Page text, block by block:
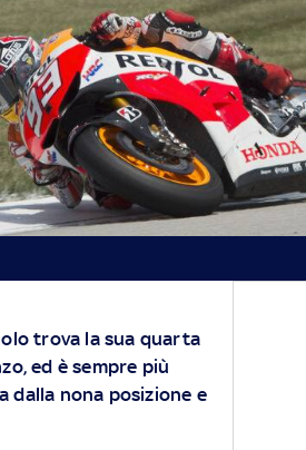
trova la sua quarta
ed è sempre più
dalla nona posizione e